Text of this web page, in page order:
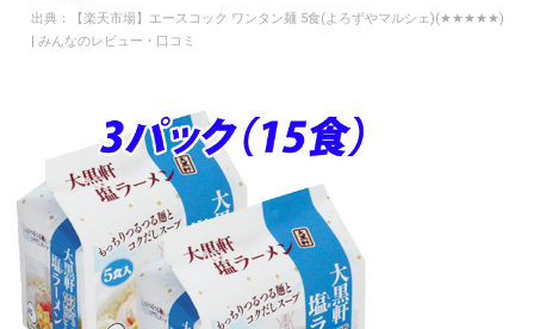
出典：
【楽天市場】エースコック ワンタン麺 5食(よろずやマルシェ)(★★★★★)
| みんなのレビュー・口コミ